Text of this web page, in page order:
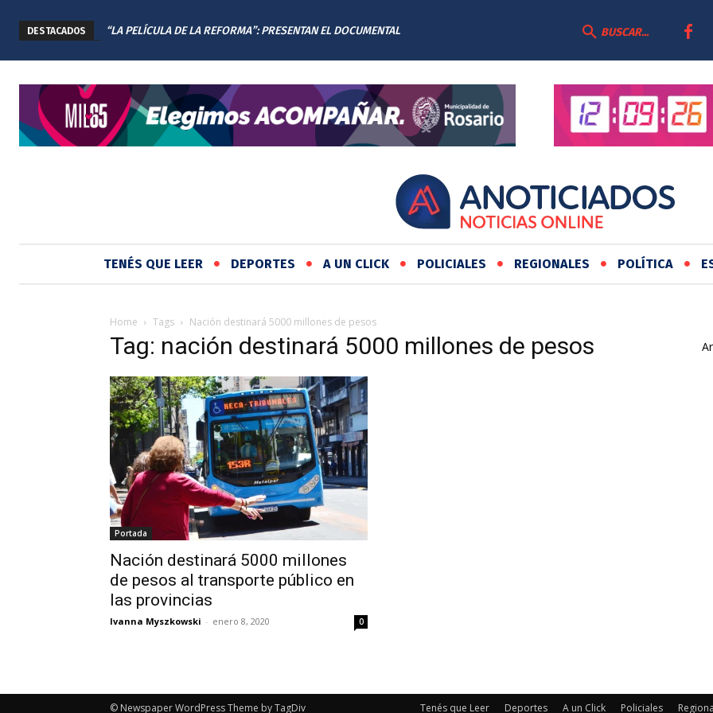
DESTACADOS
“LA PELÍCULA DE LA REFORMA”: PRESENTAN EL DOCUMENTAL
BUSCAR...
TENÉS QUE LEER DEPORTES A UN CLICK POLICIALES REGIONALES POLÍTICA
Home Tags Nación destinará 5000 millones de pesos
Tag: nación destinará 5000 millones de pesos
Portada
Nación destinará 5000 millones
de pesos al transporte público en
las provincias
Ivanna Myszkowski - enero 8, 2020 0
Tenés que Leer Deportes A un Click Policiales
© Newspaper WordPress Theme by TagDiv